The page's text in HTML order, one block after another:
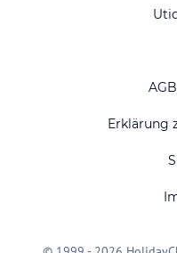
Erklärung